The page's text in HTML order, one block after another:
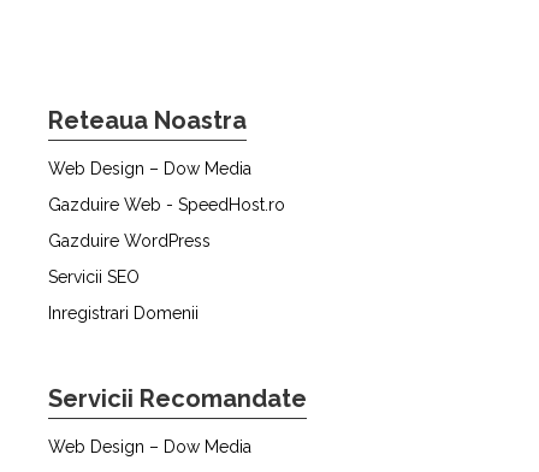
Reteaua Noastra
Web Design – Dow Media
Gazduire Web - SpeedHost.ro
Gazduire WordPress
Servicii SEO
Inregistrari Domenii
Servicii Recomandate
Web Design – Dow Media